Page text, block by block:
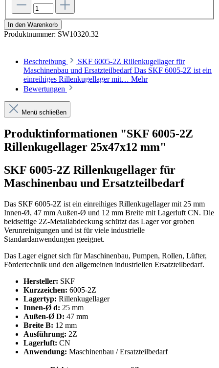
In den Warenkorb
Produktnummer: SW10320.32
Beschreibung
SKF 6005-2Z Rillenkugellager für
Maschinenbau und Ersatzteilbedarf Das SKF 6005-2Z ist ein
einreihiges Rillenkugellager mit… Mehr
Bewertungen
Menü schließen
Produktinformationen "SKF 6005-2Z
Rillenkugellager 25x47x12 mm"
SKF 6005-2Z Rillenkugellager für
Maschinenbau und Ersatzteilbedarf
Das SKF 6005-2Z ist ein einreihiges Rillenkugellager mit 25 mm
Innen-Ø, 47 mm Außen-Ø und 12 mm Breite mit Lagerluft CN. Die
beidseitige 2Z-Metallabdeckung schützt das Lager vor groben
Verunreinigungen und ist für viele industrielle
Standardanwendungen geeignet.
Das Lager eignet sich für Maschinenbau, Pumpen, Rollen, Lüfter,
Fördertechnik und den allgemeinen industriellen Ersatzteilbedarf.
Hersteller: SKF
Kurzzeichen: 6005-2Z
Lagertyp: Rillenkugellager
Innen-Ø d: 25 mm
Außen-Ø D: 47 mm
Breite B: 12 mm
Ausführung: 2Z
Lagerluft: CN
Anwendung: Maschinenbau / Ersatzteilbedarf